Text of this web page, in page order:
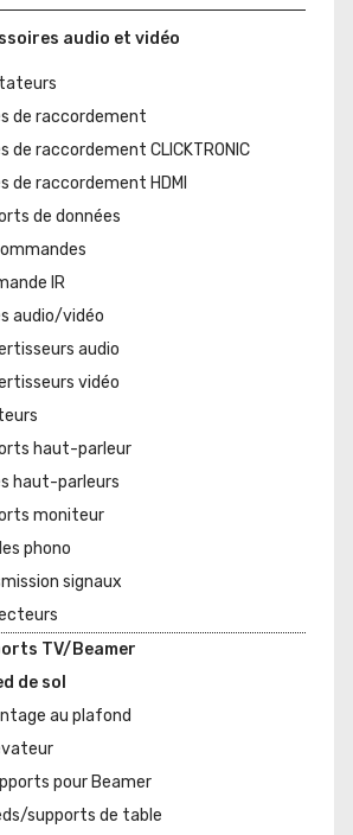
audio et vidéo
de raccordement
de raccordement CLICKTRONIC
de raccordement HDMI
de données
IR
audio/vidéo
audio
vidéo
haut-parleur
haut-parleurs
moniteur
phono
signaux
TV/Beamer
de sol
au plafond
pour Beamer
supports de table